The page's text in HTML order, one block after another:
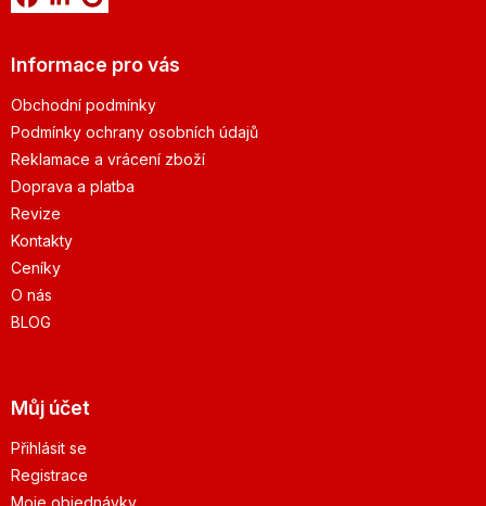
Informace pro vás
Obchodní podmínky
Podmínky ochrany osobních údajů
Reklamace a vrácení zboží
Doprava a platba
Revize
Kontakty
Ceníky
O nás
BLOG
Můj účet
Přihlásit se
Registrace